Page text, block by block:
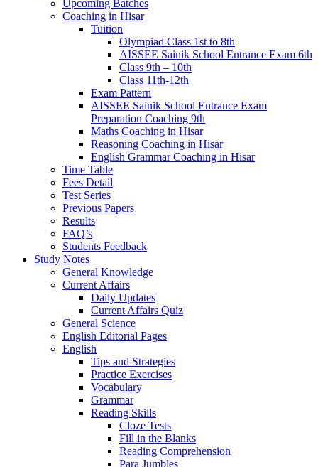
Upcoming Batches
Coaching in Hisar
Tuition
Olympiad Class 1st to 8th
AISSEE Sainik School Entrance Exam 6th
Class 9th – 10th
Class 11th-12th
Exam Pattern
AISSEE Sainik School Entrance Exam
Preparation Coaching 9th
Maths Coaching in Hisar
Reasoning Coaching in Hisar
English Grammar Coaching in Hisar
Time Table
Fees Detail
Test Series
Previous Papers
Results
FAQ’s
Students Feedback
Study Notes
General Knowledge
Current Affairs
Daily Updates
Current Affairs Quiz
General Science
English Editorial Pages
English
Tips and Strategies
Practice Exercises
Vocabulary
Grammar
Reading Skills
Cloze Tests
Fill in the Blanks
Reading Comprehension
Para Jumbles